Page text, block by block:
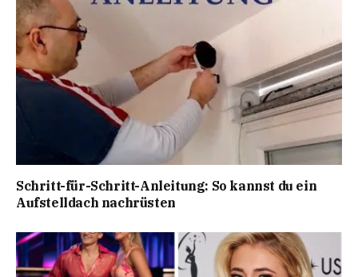
Schritt-für-Schritt-Anleitung: So kannst du ein
Aufstelldach nachrüsten